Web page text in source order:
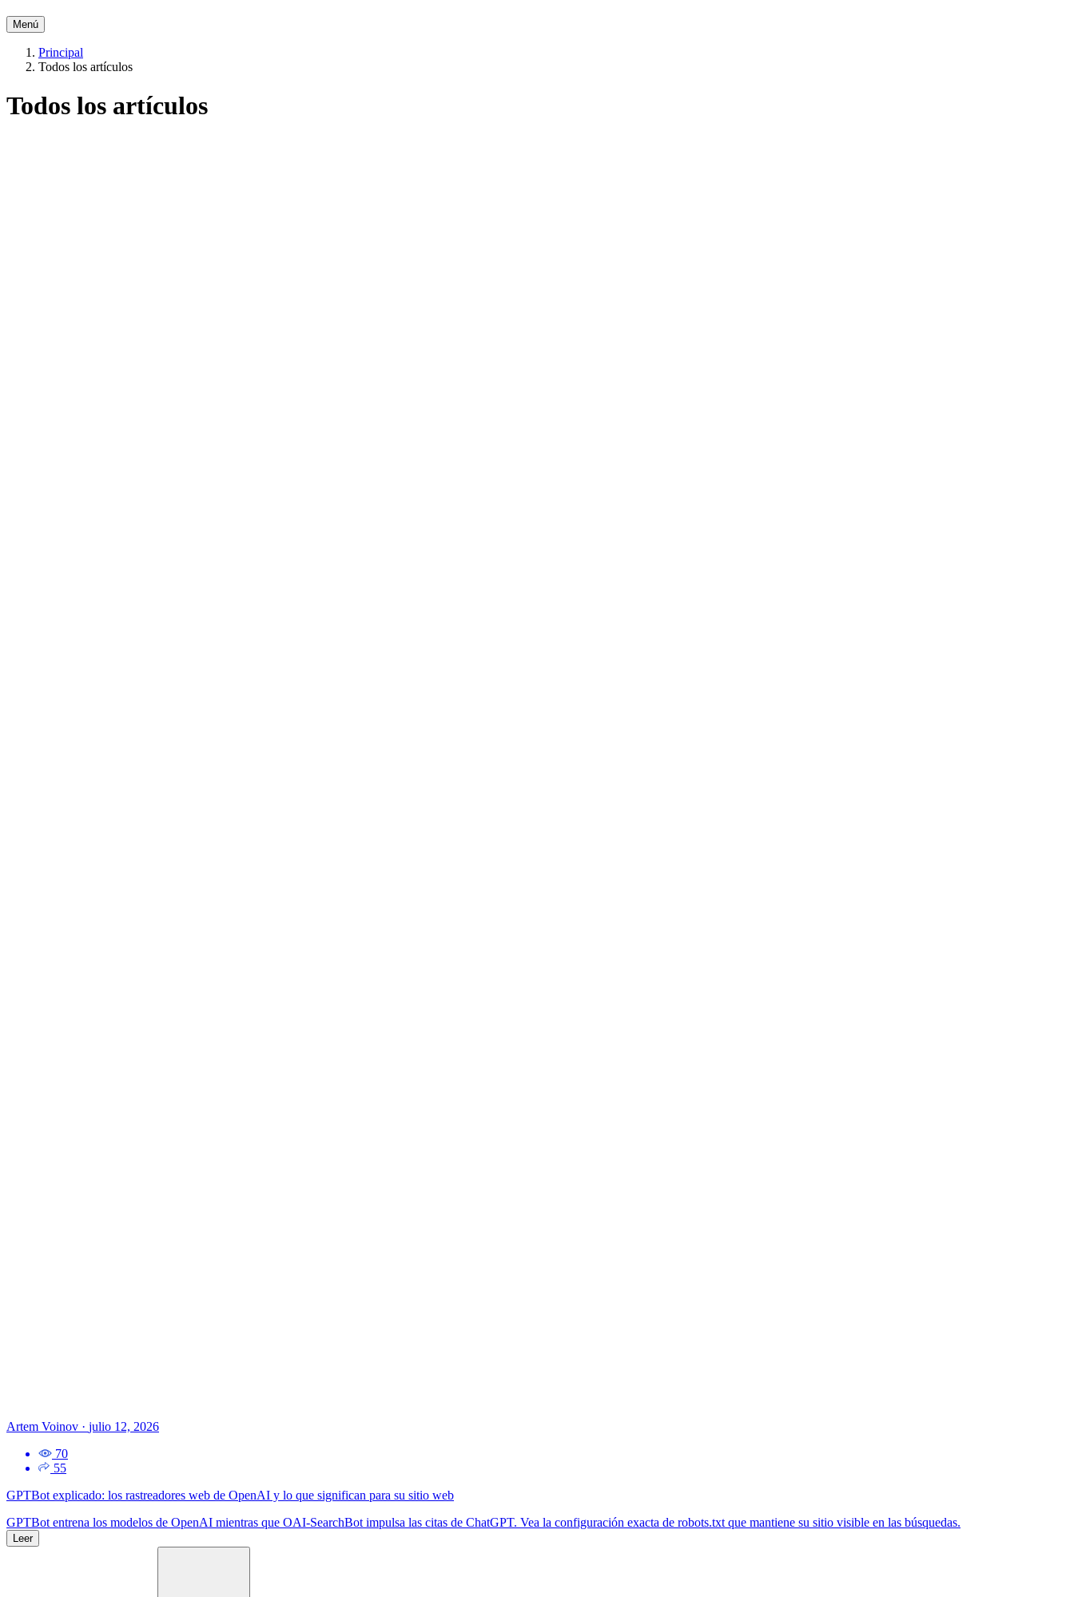
Menú
Principal
Todos los artículos
Todos los artículos
Artem Voinov · julio 12, 2026
70
55
GPTBot explicado: los rastreadores web de OpenAI y lo que significan para su sitio web
GPTBot entrena los modelos de OpenAI mientras que OAI-SearchBot impulsa las citas de ChatGPT. Vea la configuración exacta de robots.txt que mantiene su sitio visible en las búsquedas.
Leer